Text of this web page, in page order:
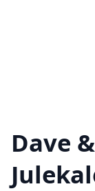
Dave